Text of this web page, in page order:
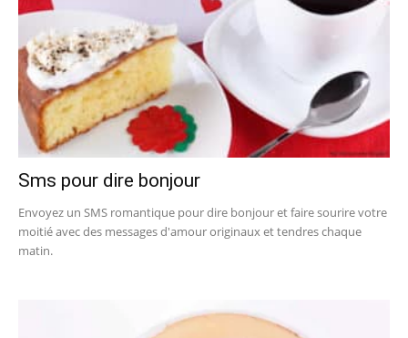
Sms pour dire bonjour
Envoyez un SMS romantique pour dire bonjour et faire sourire votre
moitié avec des messages d'amour originaux et tendres chaque
matin.